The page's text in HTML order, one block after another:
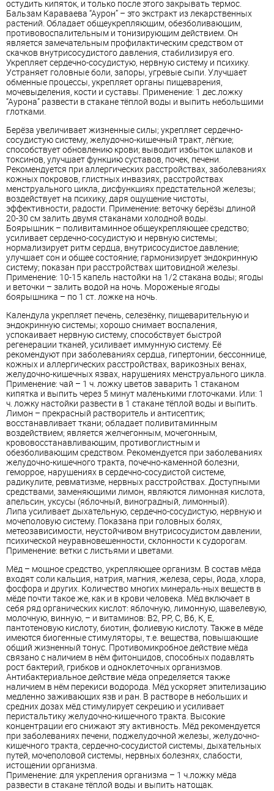
остудить кипяток, и только после этого закрывать термос.
Бальзам Караваева “Аурон” – это экстракт из лекарственных
растений. Обладает общеукрепляющим, обезболивающим,
противовоспалительным и тонизирующим действием. Он
является замечательным профилактическим средством от
скачков внутрисосудистого давления, стабилизируя его.
Укрепляет сердечно-сосудистую, нервную систему и психику.
Устраняет головные боли, запоры, угревые сыпи. Улучшает
обменные процессы, укрепляет органы пищеварения,
мочевыделения, кости и суставы. Применение: 1 дес.ложку
“Аурона” развести в стакане тёплой воды и выпить небольшими
глотками.
Берёза увеличивает жизненные силы; укрепляет сердечно-
сосудистую систему, желудочно-кишечный тракт, лёгкие;
способствует обновлению крови; выводит избыток шлаков и
токсинов, улучшает функцию суставов, почек, печени.
Рекомендуется при аллергических расстройствах, заболеваниях
кожных покровов, глистных инвазиях, расстройствах
менструального цикла, дисфункциях предстательной железы;
воздействует на психику, даря ощущение чистоты,
эффективности, радости. Применение: веточку берёзы длиной
20-30 см залить двумя стаканами холодной воды.
Боярышник – поливитаминное общеукрепляющее средство;
усиливает сердечно-сосудистую и нервную системы;
нормализирует ритм сердца, внутрисосудистое давление;
улучшает сон и общее состояние; гармонизирует эндокринную
систему; показан при расстройствах щитовидной железы.
Применение: 10-15 капель настойки на 1/2 стакана воды; ягоды
и веточки – залить водой на ночь. Мороженые ягоды
боярышника – по 1 ст. ложке на ночь.
Календула укрепляет печень, селезёнку, пищеварительную и
эндокринную системы; хорошо снимает воспаления,
успокаивает нервную систему, способствует быстрой
регенерации тканей, усиливает иммунную систему. Её
рекомендуют при заболеваниях сердца, гипертонии, бессоннице,
кожных и аллергических расстройствах, варикозных венах,
желудочно-кишечных язвах, нарушениях менструального цикла.
Применение: чай – 1 ч. ложку цветов заварить 1 стаканом
кипятка и выпить через 5 минут маленькими глоточками. Или: 1
ч. ложку настойки развести в 1 стакане тёплой воды и выпить.
Лимон – прекрасный растворитель и антисептик;
восстанавливает ткани; обладает поливитаминным
воздействием; является желчегонным, мочегонным,
крововосстанавливающим, противоглистным и
обезболивающим средством. Рекомендуется при заболеваниях
желудочно-кишечного тракта, почечно-каменной болезни,
геморрое, нарушениях в сердечно-сосудистой системе,
радикулите, ревматизме, нервных расстройствах. Доступными
средствами, заменяющими лимон, являются лимонная кислота,
апельсин, уксусы (яблочный, виноградный, лимонный).
Липа усиливает дыхательную, сердечно-сосудистую, нервную и
мочеполовую систему. Показана при головных болях,
метеозависимости, неустойчивом внутрисосудистом давлении,
психической неуравновешенности, склонности к судорогам.
Применение: ветки с листьями и цветами.
Мёд – мощное средство, укрепляющее организм. В состав мёда
входят соли кальция, натрия, магния, железа, серы, йода, хлора,
фосфора и других. Количество многих минераль-ных веществ в
мёде почти такое же, как и в крови человека. Мёд включает в
себя ряд органических кислот: яблочную, лимонную, щавелевую,
молочную, винную, – и витаминов: В2, РР, С, В6, К, Е,
пантотеновую кислоту, биотин, фолиевую кислоту. Также в мёде
имеются биогенные стимуляторы, т.е. вещества, повышающие
общий жизненный тонус. Противомикробное действие мёда
связано с наличием в нём фитонцидов, способных подавлять
рост бактерий, грибков и одноклеточных организмов.
Антибактериальное действие мёда определяется также
наличием в нём перекиси водорода. Мёд ускоряет эпителизацию
медленно заживающих язв и ран. В растворе в небольших и
средних дозах мёд стимулирует секрецию и усиливает
перистальтику желудочно-кишечного тракта. Высокие
концентрации его снижают эту активность. Мёд рекомендуется
при заболеваниях печени, поджелудочной железы, желудочно-
кишечного тракта, сердечно-сосудистой системы, дыхательных
путей, мочеполовой системы, нервных болезнях, слабости,
истощении организма.
Применение: для укрепления организма – 1 ч.ложку мёда
развести в стакане тёплой воды и выпить натощак.